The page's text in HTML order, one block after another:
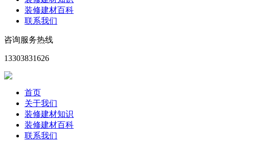
装修建材百科
联系我们
咨询服务热线
13303831626
首页
关于我们
装修建材知识
装修建材百科
联系我们